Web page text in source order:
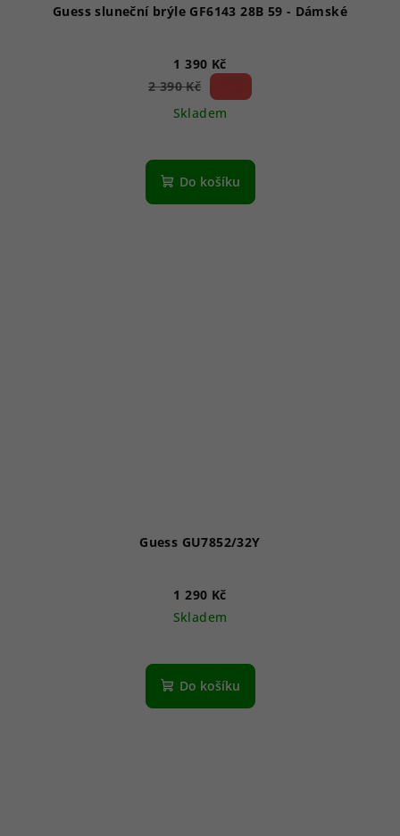
Guess sluneční brýle GF6143 28B 59 - Dámské
1 390 Kč
2 390 Kč
Skladem
Do košíku
Guess GU7852/32Y
1 290 Kč
Skladem
Do košíku